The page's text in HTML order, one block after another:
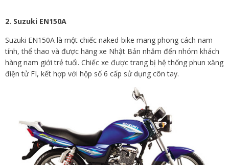
2. Suzuki EN150A
Suzuki EN150A là một chiếc naked-bike mang phong cách nam
tính, thể thao và được hãng xe Nhật Bản nhắm đến nhóm khách
hàng nam giới trẻ tuổi. Chiếc xe được trang bị hệ thống phun xăng
điện tử FI, kết hợp với hộp số 6 cấp sử dụng côn tay.